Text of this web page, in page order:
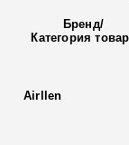
Бренд/
Категория
Airllen